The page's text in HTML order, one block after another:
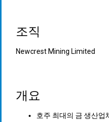
조직
Newcrest Mining Limited
개요
호주 최대의 금 생산업